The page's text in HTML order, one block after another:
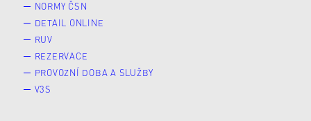
NORMY ČSN
DETAIL ONLINE
RUV
REZERVACE
PROVOZNÍ DOBA A SLUŽBY
V3S